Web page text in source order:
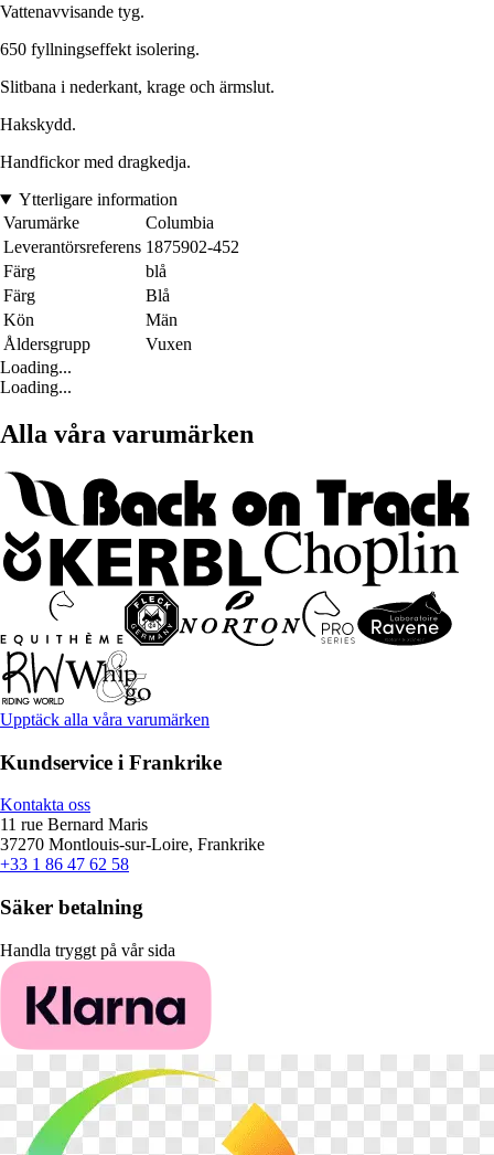
Vattenavvisande tyg.
650 fyllningseffekt isolering.
Slitbana i nederkant, krage och ärmslut.
Hakskydd.
Handfickor med dragkedja.
Ytterligare information
Varumärke
Columbia
Leverantörsreferens 1875902-452
Färg
blå
Färg
Blå
Kön
Män
Åldersgrupp
Vuxen
Loading...
Loading...
Alla våra varumärken
Upptäck alla våra varumärken
Kundservice i Frankrike
Kontakta oss
11 rue Bernard Maris
37270 Montlouis-sur-Loire, Frankrike
+33 1 86 47 62 58
Säker betalning
Handla tryggt på vår sida